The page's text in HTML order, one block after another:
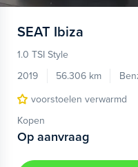
SEAT Ibiza
1.0 TSI Style
2019
56.306 km
voorstoelen verwarmd
Kopen
Op aanvraag